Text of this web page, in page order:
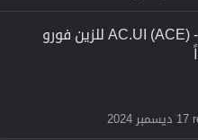
تحميل استايل AC.UI (ACE) - 2.3.4.1.0 للزين فورو
17 ديسمبر 2024